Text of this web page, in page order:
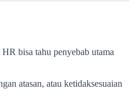
bisa tahu penyebab utama
atasan, atau ketidaksesuaian